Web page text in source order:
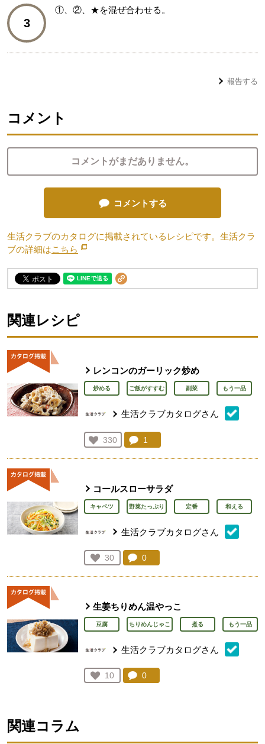
3
①、②、★を混ぜ合わせる。
報告する
コメント
コメントがまだありません。
コメントする
生活クラブのカタログに掲載されているレシピです。生活クラ
ブの詳細はこちら 別のウィンドウで開きます。
関連レシピ
レンコンのガーリック炒め
炒める ご飯がすすむ 副菜 もう一品
生活クラブカタログさん
お気に入り登録：
330
人が登録
コメント：
1
コールスローサラダ
キャベツ 野菜たっぷり 定番 和える
生活クラブカタログさん
お気に入り登録：
30
人が登録
コメント：
0
生姜ちりめん温やっこ
豆腐 ちりめんじゃこ 煮る もう一品
生活クラブカタログさん
お気に入り登録：
10
人が登録
コメント：
0
関連コラム